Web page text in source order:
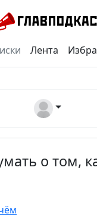
Лента
о том,